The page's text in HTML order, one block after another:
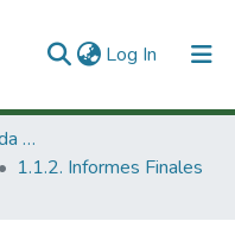
Log In (current)
1. Investigación Financiada con Recursos Públicos
1.1.2. Informes Finales